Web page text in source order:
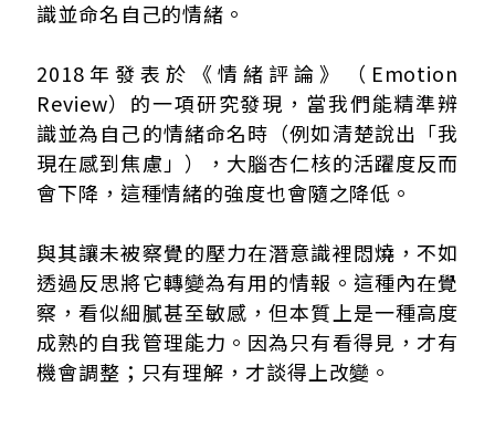
識並命名自己的情緒。
2018年發表於《情緒評論》（Emotion
Review）的一項研究發現，當我們能精準辨
識並為自己的情緒命名時（例如清楚說出「我
現在感到焦慮」），大腦杏仁核的活躍度反而
會下降，這種情緒的強度也會隨之降低。
與其讓未被察覺的壓力在潛意識裡悶燒，不如
透過反思將它轉變為有用的情報。這種內在覺
察，看似細膩甚至敏感，但本質上是一種高度
成熟的自我管理能力。因為只有看得見，才有
機會調整；只有理解，才談得上改變。